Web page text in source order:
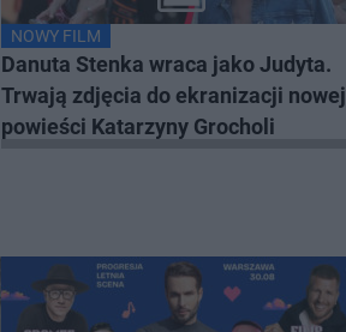
NOWY FILM
Danuta Stenka wraca jako Judyta.
Trwają zdjęcia do ekranizacji nowej
powieści Katarzyny Grocholi